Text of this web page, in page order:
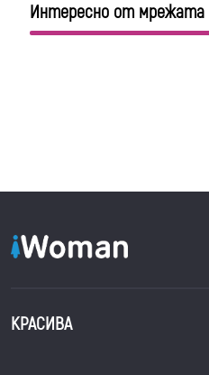
Интересно от мрежата
КРАСИВА